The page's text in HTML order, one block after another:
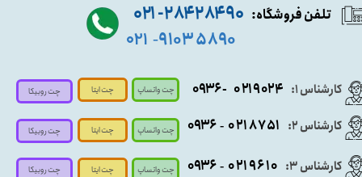
کارشناس ۱: ۰۲۱۹۰۲۴ - ۰۹۳۶
تلفن فروشگاه: ۹۰ ۲۸۴ ۲۸۴- ۰۲۱
۵۸۹۰ ۹۱۰۳ -۰۲۱
کارشناس ۳: ۰۲۱۹۶۱۰ -۰۹۳۶
کارشناس ۲: ۰۲۱۸۷۵۱ - ۰۹۳۶
چت واتساپ
چت واتساپ
چت واتساپ
چت ایتا
چت ایتا
چت ایتا
چت روبیکا
چت روبیکا
چت روبیکا